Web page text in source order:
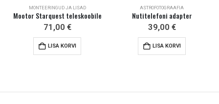
MONTEERINGUD JA LISAD
Mootor Starquest teleskoobile
71,00 €
LISA KORVI
ASTROFOTOGRAAFIA
Nutitelefoni adapter
39,00 €
LISA KORVI